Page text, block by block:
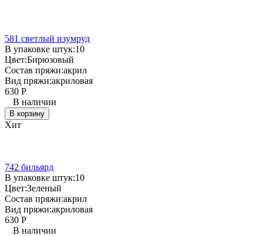
581 светлый изумруд
В упаковке штук:10
Цвет:Бирюзовый
Состав пряжи:акрил
Вид пряжи:акриловая
630 Р
В наличии
В корзину
Хит
742 бильярд
В упаковке штук:10
Цвет:Зеленый
Состав пряжи:акрил
Вид пряжи:акриловая
630 Р
В наличии